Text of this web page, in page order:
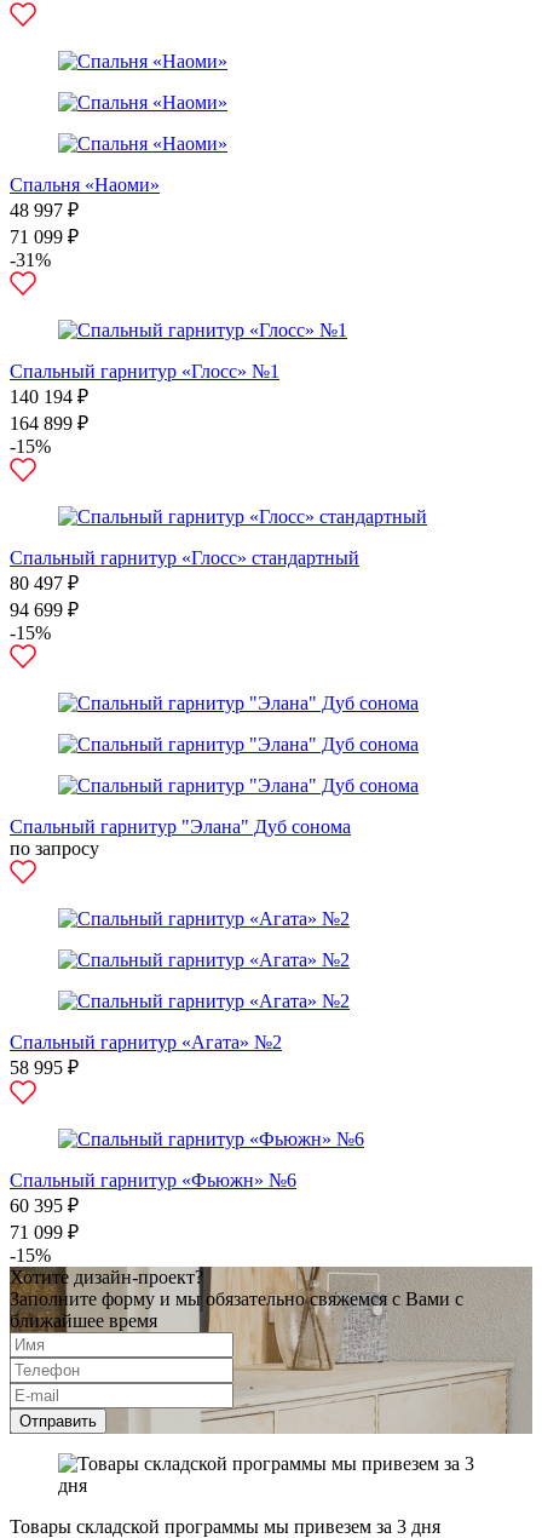
Спальня «Наоми»
48 997 ₽
71 099 ₽
-31%
Спальный гарнитур «Глосс» №1
140 194 ₽
164 899 ₽
-15%
Спальный гарнитур «Глосс» стандартный
80 497 ₽
94 699 ₽
-15%
Спальный гарнитур "Элана" Дуб сонома
по запросу
Спальный гарнитур «Агата» №2
58 995 ₽
Спальный гарнитур «Фьюжн» №6
60 395 ₽
71 099 ₽
-15%
Хотите дизайн-проект?
Заполните форму и мы обязательно свяжемся с Вами с
ближайшее время
Отправить
Товары складской программы мы привезем за 3 дня